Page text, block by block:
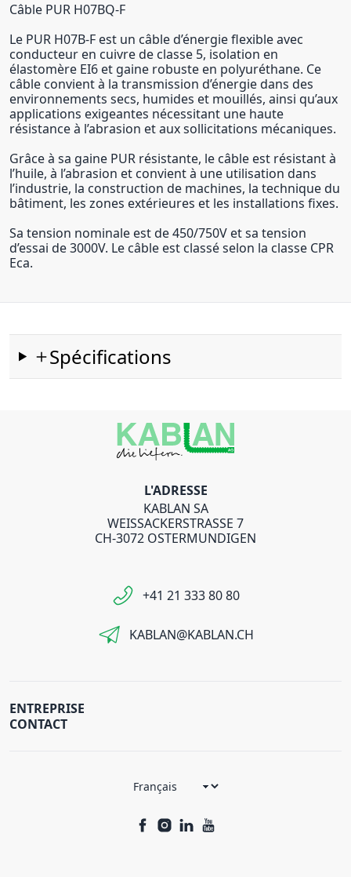
Câble PUR H07BQ-F
Le PUR H07B-F est un câble d’énergie flexible avec
conducteur en cuivre de classe 5, isolation en
élastomère EI6 et gaine robuste en polyuréthane. Ce
câble convient à la transmission d’énergie dans des
environnements secs, humides et mouillés, ainsi qu’aux
applications exigeantes nécessitant une haute
résistance à l’abrasion et aux sollicitations mécaniques.
Grâce à sa gaine PUR résistante, le câble est résistant à
l’huile, à l’abrasion et convient à une utilisation dans
l’industrie, la construction de machines, la technique du
bâtiment, les zones extérieures et les installations fixes.
Sa tension nominale est de 450/750V et sa tension
d’essai de 3000V. Le câble est classé selon la classe CPR
Eca.
Spécifications
L'ADRESSE
KABLAN SA
WEISSACKERSTRASSE 7
CH-3072 OSTERMUNDIGEN
+41 21 333 80 80
KABLAN@KABLAN.CH
ENTREPRISE
CONTACT